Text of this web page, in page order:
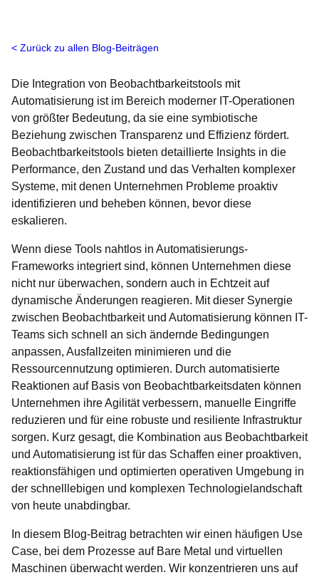
Zurück zu allen Blog-Beiträgen
Die Integration von Beobachtbarkeitstools mit
Automatisierung ist im Bereich moderner IT-Operationen
von größter Bedeutung, da sie eine symbiotische
Beziehung zwischen Transparenz und Effizienz fördert.
Beobachtbarkeitstools bieten detaillierte Insights in die
Performance, den Zustand und das Verhalten komplexer
Systeme, mit denen Unternehmen Probleme proaktiv
identifizieren und beheben können, bevor diese
eskalieren.
Wenn diese Tools nahtlos in Automatisierungs-
Frameworks integriert sind, können Unternehmen diese
nicht nur überwachen, sondern auch in Echtzeit auf
dynamische Änderungen reagieren. Mit dieser Synergie
zwischen Beobachtbarkeit und Automatisierung können IT-
Teams sich schnell an sich ändernde Bedingungen
anpassen, Ausfallzeiten minimieren und die
Ressourcennutzung optimieren. Durch automatisierte
Reaktionen auf Basis von Beobachtbarkeitsdaten können
Unternehmen ihre Agilität verbessern, manuelle Eingriffe
reduzieren und für eine robuste und resiliente Infrastruktur
sorgen. Kurz gesagt, die Kombination aus Beobachtbarkeit
und Automatisierung ist für das Schaffen einer proaktiven,
reaktionsfähigen und optimierten operativen Umgebung in
der schnelllebigen und komplexen Technologielandschaft
von heute unabdingbar.
In diesem Blog-Beitrag betrachten wir einen häufigen Use
Case, bei dem Prozesse auf Bare Metal und virtuellen
Maschinen überwacht werden. Wir konzentrieren uns auf